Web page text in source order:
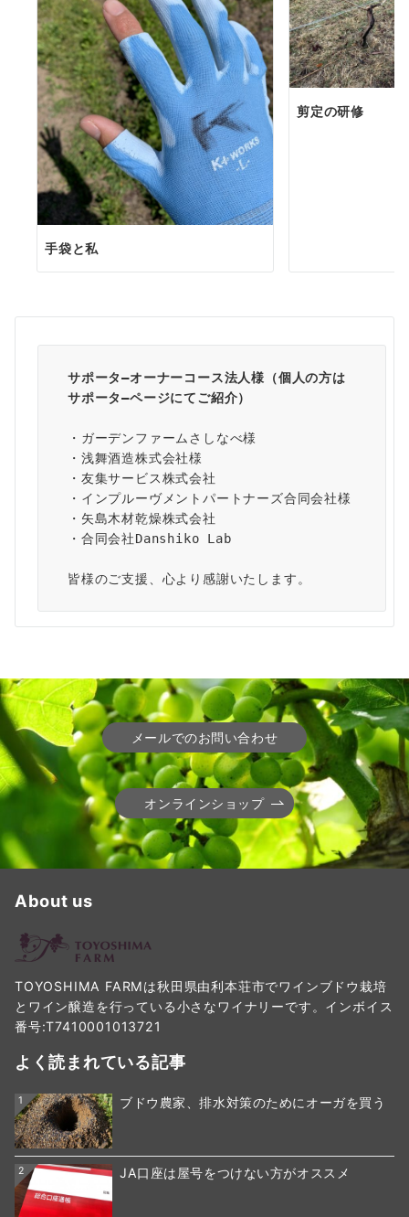
手袋と私
剪定の研修
サポータ―オーナーコース法人様（個人の方は
サポータ―ページにてご紹介）
・ガーデンファームさしなべ様
・浅舞酒造株式会社様
・友集サービス株式会社
・インプルーヴメントパートナーズ合同会社様
・矢島木材乾燥株式会社
・合同会社Danshiko Lab
皆様のご支援、心より感謝いたします。
メールでのお問い合わせ
オンラインショップ
About us
TOYOSHIMA FARMは秋田県由利本荘市でワインブドウ栽培
とワイン醸造を行っている小さなワイナリーです。インボイス
番号:T7410001013721
よく読まれている記事
1 ブドウ農家、排水対策のためにオーガを買う
2 JA口座は屋号をつけない方がオススメ